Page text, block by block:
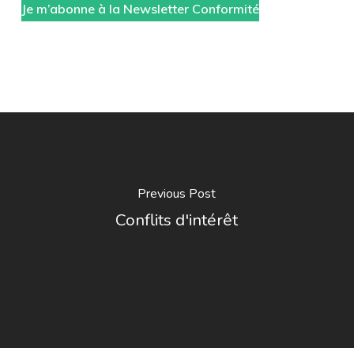
Je m’abonne à la Newsletter Conformité
Previous Post
Conflits d'intérêt